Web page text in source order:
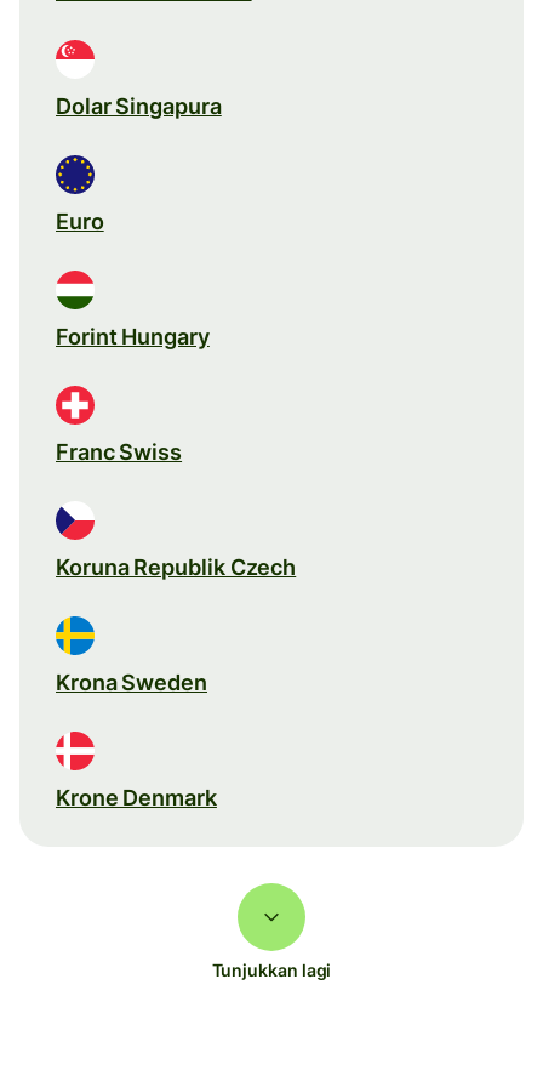
Dolar Singapura
Euro
Forint Hungary
Franc Swiss
Koruna Republik Czech
Krona Sweden
Krone Denmark
Tunjukkan lagi